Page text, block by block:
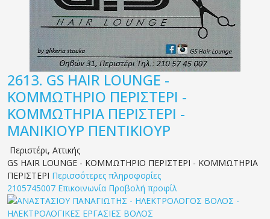
2613. GS HAIR LOUNGE -
ΚΟΜΜΩΤΗΡΙΟ ΠΕΡΙΣΤΕΡΙ -
ΚΟΜΜΩΤΗΡΙΑ ΠΕΡΙΣΤΕΡΙ -
ΜΑΝΙΚΙΟΥΡ ΠΕΝΤΙΚΙΟΥΡ
Περιστέρι, Αττικής
GS HAIR LOUNGE - ΚΟΜΜΩΤΗΡΙΟ ΠΕΡΙΣΤΕΡΙ - ΚΟΜΜΩΤΗΡΙΑ
ΠΕΡΙΣΤΕΡΙ Περισσότερες πληροφορίες
2105745007 Επικοινωνία Προβολή προφίλ